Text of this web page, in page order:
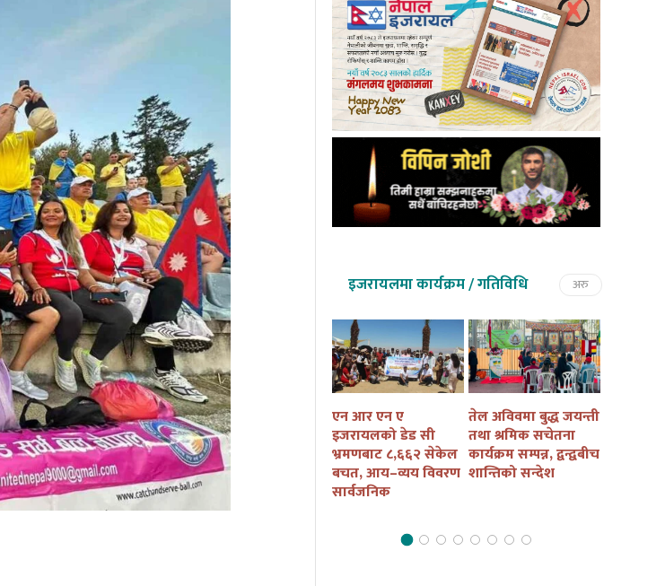
इजरायलमा कार्यक्रम / गतिविधि अरु
नेपाल तामाङ घेदुङ
इजरायलको
आयोजनामा सोनाम
ल्होछारको अवसरमा
गायक छेवाङ लामा
इजरायल आउने
इजरायलमा ‘तमु तल्हो
ल्होसार स्योकैं तथा
सांस्कृतिक कार्यक्रम
२०८२’ आयोजना हुदै
एन आर एन ए
इजरायलको डेड सी
भ्रमणबाट ८,६६२ सेकेल
बचत, आय–व्यय विवरण
सार्वजनिक
तेल अविवमा बुद्ध जयन्ती
तथा श्रमिक सचेतना
कार्यक्रम सम्पन्न, द्वन्द्वबीच
शान्तिको सन्देश